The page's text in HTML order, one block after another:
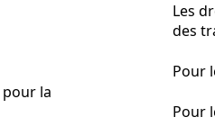
pour la
Les
des
Pour
Pour